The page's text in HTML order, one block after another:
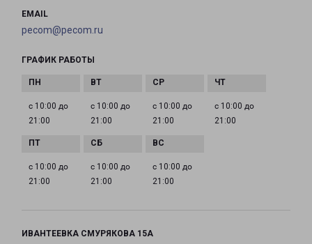
EMAIL
pecom@pecom.ru
ГРАФИК РАБОТЫ
с 10:00 до
21:00
с 10:00 до
21:00
с 10:00 до
21:00
с 10:00 до
21:00
с 10:00 до
21:00
с 10:00 до
21:00
с 10:00 до
21:00
ИВАНТЕЕВКА СМУРЯКОВА 15А